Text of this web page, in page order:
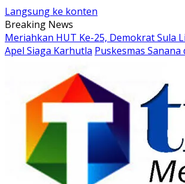
Langsung ke konten
Breaking News
Meriahkan HUT Ke-25, Demokrat Sula
Apel Siaga Karhutla Puskesmas